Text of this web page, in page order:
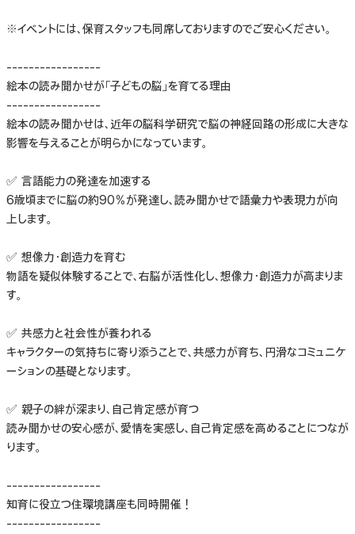
※イベントには、保育スタッフも同席しておりますのでご安心ください。
-----------------
絵本の読み聞かせが「子どもの脳」を育てる理由
-----------------
絵本の読み聞かせは、近年の脳科学研究で脳の神経回路の形成に大きな
影響を与えることが明らかになっています。
✅ 言語能力の発達を加速する
6歳頃までに脳の約90％が発達し、読み聞かせで語彙力や表現力が向
上します。
✅ 想像力・創造力を育む
物語を疑似体験することで、右脳が活性化し、想像力・創造力が高まりま
す。
✅ 共感力と社会性が養われる
キャラクターの気持ちに寄り添うことで、共感力が育ち、円滑なコミュニケ
ーションの基礎となります。
✅ 親子の絆が深まり、自己肯定感が育つ
読み聞かせの安心感が、愛情を実感し、自己肯定感を高めることにつなが
ります。
-----------------
知育に役立つ住環境講座も同時開催！
-----------------